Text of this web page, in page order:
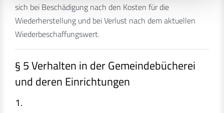
sich bei Beschädigung nach den Kosten für die
Wiederherstellung und bei Verlust nach dem aktuellen
Wiederbeschaffungswert.
§ 5 Verhalten in der Gemeindebücherei
und deren Einrichtungen
1.